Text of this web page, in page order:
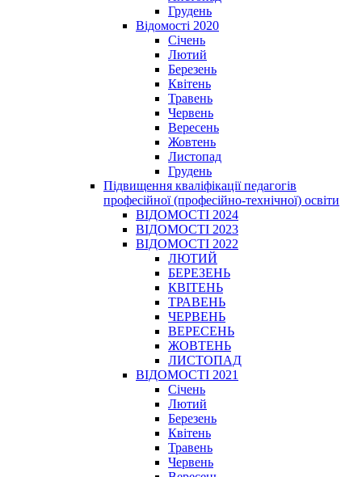
Грудень
Відомості 2020
Січень
Лютий
Березень
Квітень
Травень
Червень
Вересень
Жовтень
Листопад
Грудень
Підвищення кваліфікації педагогів
професійної (професійно-технічної) освіти
ВІДОМОСТІ 2024
ВІДОМОСТІ 2023
ВІДОМОСТІ 2022
ЛЮТИЙ
БЕРЕЗЕНЬ
КВІТЕНЬ
ТРАВЕНЬ
ЧЕРВЕНЬ
ВЕРЕСЕНЬ
ЖОВТЕНЬ
ЛИСТОПАД
ВІДОМОСТІ 2021
Січень
Лютий
Березень
Квітень
Травень
Червень